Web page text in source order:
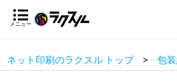
メニュー
ネット印刷のラクスル トップ 包